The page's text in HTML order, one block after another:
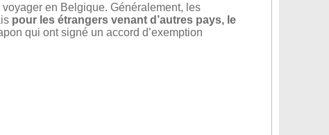
en Belgique. Généralement, les
pour les étrangers venant d’autres pays, le
qui ont signé un accord d’exemption